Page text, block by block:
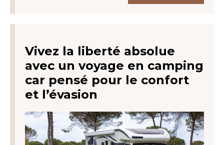
Vivez la liberté absolue
avec un voyage en camping
car pensé pour le confort
et l’évasion